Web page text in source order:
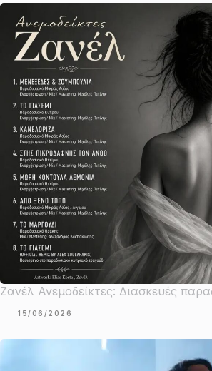
Ζανέλ Ανεμοδείκτες: Διασκευές
15/06/2026